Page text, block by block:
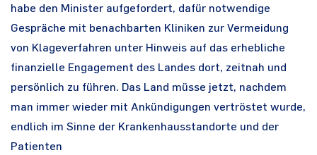
habe den Minister aufgefordert, dafür notwendige
Gespräche mit benachbarten Kliniken zur Vermeidung
von Klageverfahren unter Hinweis auf das erhebliche
finanzielle Engagement des Landes dort, zeitnah und
persönlich zu führen. Das Land müsse jetzt, nachdem
man immer wieder mit Ankündigungen vertröstet wurde,
endlich im Sinne der Krankenhausstandorte und der
Patienten